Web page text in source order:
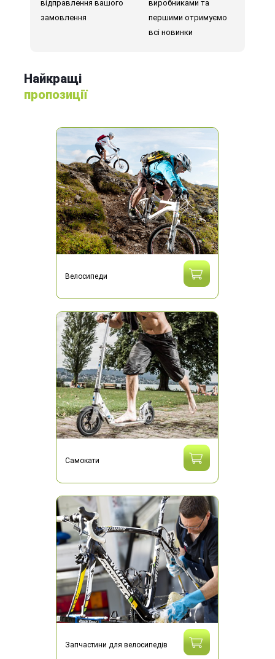
відправлення вашого
замовлення
виробниками та
першими отримуємо
всі новинки
Найкращі
пропозиції
Велосипеди
Самокати
Запчастини для велосипедів